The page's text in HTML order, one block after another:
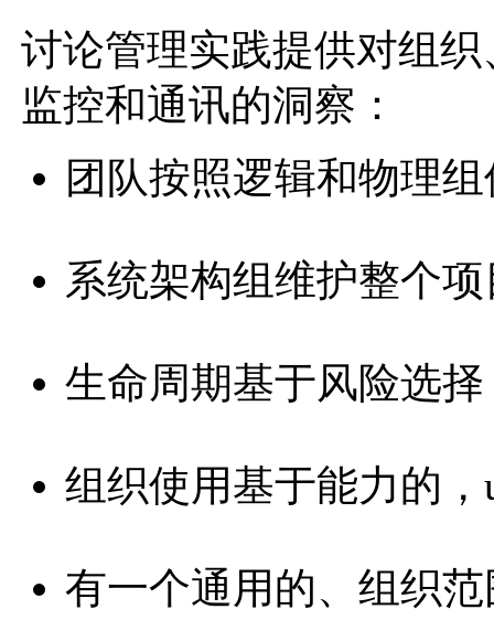
讨论管理实践提供对组
监控和通讯的洞察：
团队按照逻辑和物理
系统架构组维护整个项
生命周期基于风险选
组织使用基于能力的
有一个通用的、组织